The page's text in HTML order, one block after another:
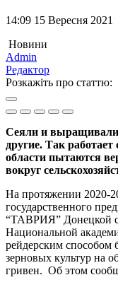
14:09 15 Вересня 2021
Новини
Admin
Редактор
Розкажіть про статтю:
Сеяли и выращивали
другие. Так
области пытаются
вокруг
На протяжении 2020-
государственного
“ТАВРИЯ” Донецкой
Национальной
рейдерским способом
зерновых культур на
гривен. Об этом